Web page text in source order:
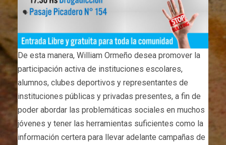
De esta manera, William Ormeño desea promover la
participación activa de instituciones escolares,
alumnos, clubes deportivos y representantes de
instituciones públicas y privadas presentes, a fin de
poder abordar las problemáticas sociales en muchos
jóvenes y tener las herramientas suficientes como la
información certera para llevar adelante campañas de